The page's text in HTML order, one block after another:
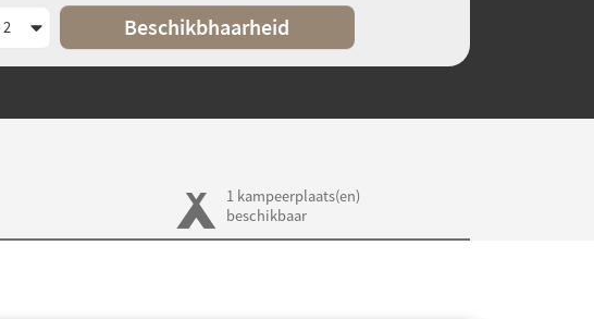
Beschikbhaarheid
1 kampeerplaats(en)
beschikbaar